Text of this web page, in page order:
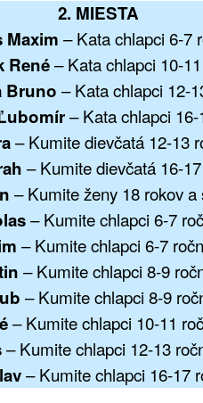
2. MIESTA
Maxim – Kata chlapci 6-7
René– Kata chlapci 10-
Bruno – Kata chlapci 12-
– Kata chlapci 16-
– Kumite dievčatá 12-13
– Kumite dievčatá 16-
– Kumite ženy 18 rokov a
– Kumite chlapci 6-7
– Kumite chlapci 6-7
– Kumite chlapci 8-9
– Kumite chlapci 8-9
– Kumite chlapci 10-11
– Kumite chlapci 12-13
– Kumite chlapci 16-17